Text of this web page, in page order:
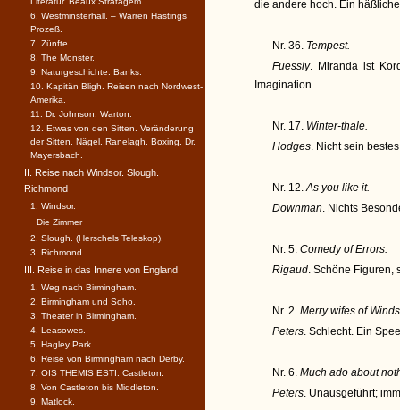
die andere hoch. Ein
Nr. 36. Tempest.
Fuessly. Miranda ist
Imagination.
Nr. 17. Winter-thale.
Hodges. Nicht sein
Nr. 12.As you like it.
Downman. Nichts
Nr. 5. Comedy of Errors.
Rigaud. Schöne Figuren,
Nr. 2. Merry wifes of
Peters. Schlecht. Ein
Nr. 6. Much ado about
Peters. Unausgeführt;
6. Westminsterhall. – Warren Hastings
Prozeß.
7. Zünfte.
8. The Monster.
9. Naturgeschichte. Banks.
10. Kapitän Bligh. Reisen nach Nordwest-
Amerika.
11. Dr. Johnson. Warton.
12. Etwas von den Sitten. Veränderung
der Sitten. Nägel. Ranelagh. Boxing. Dr.
Mayersbach.
II. Reise nach Windsor. Slough.
Richmond
1. Windsor.
Die Zimmer
2. Slough. (Herschels Teleskop).
3. Richmond.
III. Reise in das Innere von England
1. Weg nach Birmingham.
2. Birmingham und Soho.
3. Theater in Birmingham.
4. Leasowes.
5. Hagley Park.
6. Reise von Birmingham nach Derby.
7. OIS THEMIS ESTI. Castleton.
8. Von Castleton bis Middleton.
9. Matlock.